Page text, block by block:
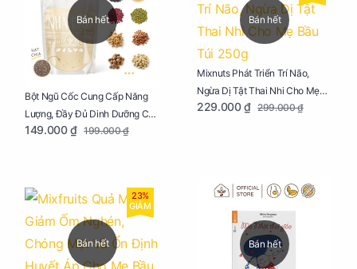
Bán hết
Bột Ngũ Cốc Cung Cấp Năng
Lượng, Đầy Đủ Dinh Dưỡng Cho
Mẹ Bầu Túi 250g
149.000 ₫ 199.000 ₫
Bán hết
Mixnuts Phát Triển Trí Não,
Ngừa Dị Tật Thai Nhi Cho Mẹ
Bầu Túi 250g
229.000 ₫ 299.000 ₫
Bán hết
23%
GIẢM
Bán hết